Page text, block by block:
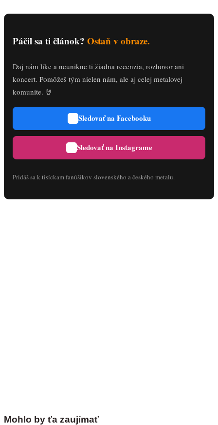
Páčil sa ti článok? Ostaň v obraze.
Daj nám like a neunikne ti žiadna recenzia, rozhovor ani
koncert. Pomôžeš tým nielen nám, ale aj celej metalovej
komunite. 🤘
Sledovať na Facebooku
Sledovať na Instagrame
Pridáš sa k tisíckam fanúšikov slovenského a českého metalu.
Mohlo by ťa zaujímať